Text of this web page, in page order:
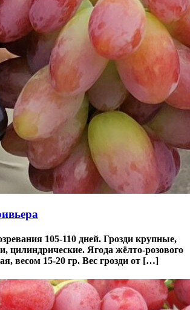
105-110 дней. Грозди крупные,
цилиндрические. Ягода жёлто-розового
весом 15-20 гр. Вес грозди от […]